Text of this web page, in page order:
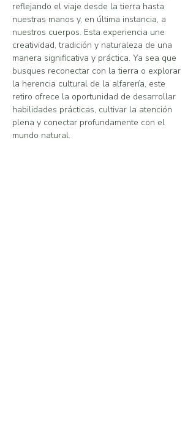
reflejando el viaje desde la tierra hasta
nuestras manos y, en última instancia, a
nuestros cuerpos. Esta experiencia une
creatividad, tradición y naturaleza de una
manera significativa y práctica. Ya sea que
busques reconectar con la tierra o explorar
la herencia cultural de la alfarería, este
retiro ofrece la oportunidad de desarrollar
habilidades prácticas, cultivar la atención
plena y conectar profundamente con el
mundo natural.